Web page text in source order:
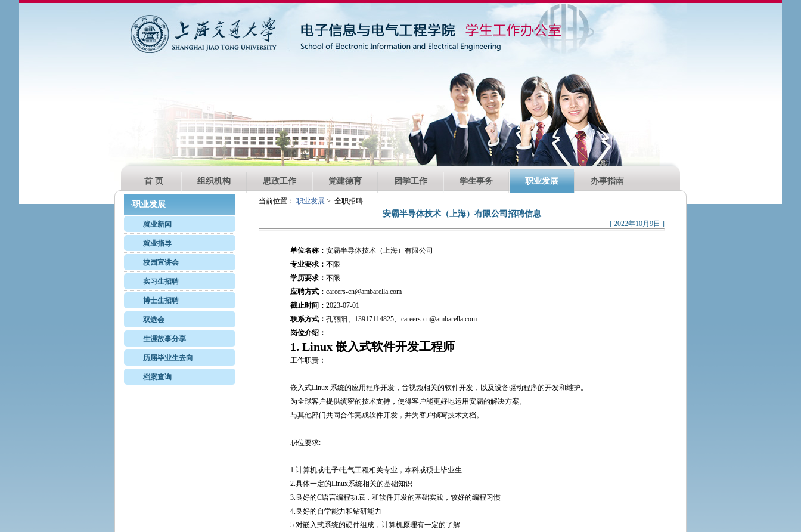
首 页 组织机构 思政工作 党建德育 团学工作 学生事务 职业发展 办事指南
·职业发展
就业新闻
就业指导
校园宣讲会
实习生招聘
博士生招聘
双选会
生涯故事分享
历届毕业生去向
档案查询
当前位置：职业发展 > 全职招聘
安霸半导体技术（上海）有限公司招聘信息
[ 2022年10月9日 ]
单位名称：安霸半导体技术（上海）有限公司
专业要求：不限
学历要求：不限
应聘方式：careers-cn@ambarella.com
截止时间：2023-07-01
联系方式：孔丽阳、13917114825、careers-cn@ambarella.com
岗位介绍：
1. Linux 嵌入式软件开发工程师
工作职责：
嵌入式Linux 系统的应用程序开发，音视频相关的软件开发，以及设备驱动程序的开发和维护。
为全球客户提供缜密的技术支持，使得客户能更好地运用安霸的解决方案。
与其他部门共同合作完成软件开发，并为客户撰写技术文档。
职位要求:
1.计算机或电子/电气工程相关专业，本科或硕士毕业生
2.具体一定的Linux系统相关的基础知识
3.良好的C语言编程功底，和软件开发的基础实践，较好的编程习惯
4.良好的自学能力和钻研能力
5.对嵌入式系统的硬件组成，计算机原理有一定的了解